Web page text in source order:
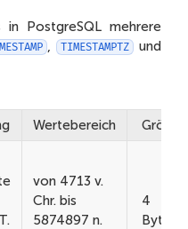
PostgreSQL mehrere
, TIMESTAMPTZ und
Wertebereich Größe
von 4713 v.
Chr. bis
5874897 n.
4
Bytes